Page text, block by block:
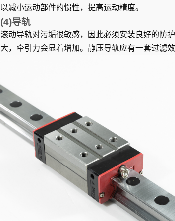
以减小运动部件的惯性，提高运动精度。
(4)导轨
滚动导轨对污垢很敏感，因此必须安装良好的防
大，牵引力会显着增加。静压导轨应有一套过滤效